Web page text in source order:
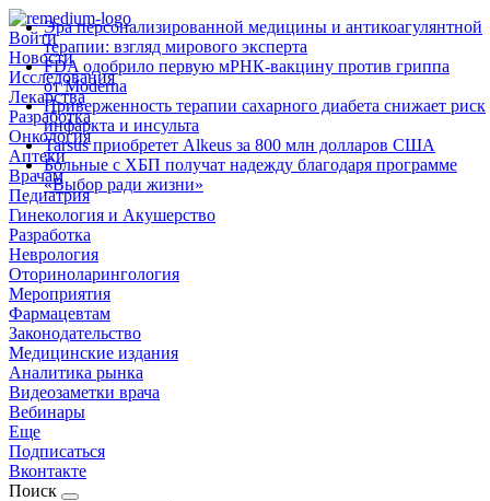
Войти
Новости
Исследования
Лекарства
Разработка
Онкология
Аптеки
Врачам
Педиатрия
Гинекология и Акушерство
Разработка
Неврология
Оториноларингология
Мероприятия
Фармацевтам
Законодательство
Медицинские издания
Аналитика рынка
Видеозаметки врача
Вебинары
Еще
Подписаться
Вконтакте
Поиск
Эра персонализированной медицины и антикоагулянтной
терапии: взгляд мирового эксперта
FDA одобрило первую мРНК‑вакцину против гриппа
от Moderna
Приверженность терапии сахарного диабета снижает риск
инфаркта и инсульта
Tarsus приобретет Alkeus за 800 млн долларов США
Больные с ХБП получат надежду благодаря программе
«Выбор ради жизни»